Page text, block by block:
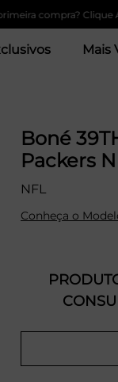
Clique Aqui!
Mais
Boné
Packers
NFL
Conheça o